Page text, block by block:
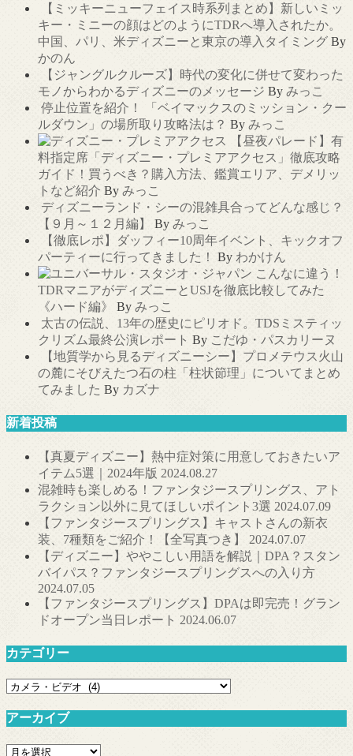
【ミッキーニューフェイス時系列まとめ】新しいミッ
キー・ミニーの顔はどのようにTDRへ導入されたか。
中国、パリ、米ディズニーと東京の導入タイミング By
かのん
【ジャングルクルーズ】時代の変化に併せて変わった
モノからわかるディズニーのメッセージ By みっこ
停止位置を紹介！ 「ベイマックスのミッション・クー
ルダウン」の場所取り攻略法は？ By みっこ
【昼夜パレード】有
料指定席「ディズニー・プレミアアクセス」徹底攻略
ガイド！買うべき？購入方法、鑑賞エリア、デメリッ
トなど紹介 By みっこ
ディズニーランド・シーの混雑具合ってどんな感じ？
【９月～１２月編】
By みっこ
【徹底レポ】ダッフィー10周年イベント、キックオフ
パーティーに行ってきました！
By わかけん
こんなに違う！
TDRマニアがディズニーとUSJを徹底比較してみた
《ハード編》
By みっこ
太古の伝説、13年の歴史にピリオド。TDSミスティッ
クリズム最終公演レポート By こだゆ・パスカリーヌ
【地質学から見るディズニーシー】プロメテウス火山
の麓にそびえたつ石の柱「柱状節理」についてまとめ
てみました By カズナ
新着投稿
【真夏ディズニー】熱中症対策に用意しておきたいア
イテム5選｜2024年版 2024.08.27
混雑時も楽しめる！ファンタジースプリングス、アト
ラクション以外に見てほしいポイント3選 2024.07.09
【ファンタジースプリングス】キャストさんの新衣
装、7種類をご紹介！【全写真つき】 2024.07.07
【ディズニー】ややこしい用語を解説｜DPA？スタン
バイパス？ファンタジースプリングスへの入り方
2024.07.05
【ファンタジースプリングス】DPAは即完売！グラン
ドオープン当日レポート 2024.06.07
カテゴリー
カ
ゴ
ー
アーカイブ
ア